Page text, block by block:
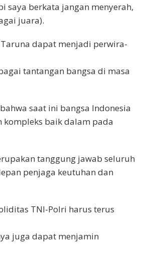
saya berkata jangan menyerah,
juara).
dapat menjadi perwira-
tantangan bangsa di masa
saat ini bangsa Indonesia
kompleks baik dalam pada
tanggung jawab seluruh
penjaga keutuhan dan
TNI-Polri harus terus
juga dapat menjamin